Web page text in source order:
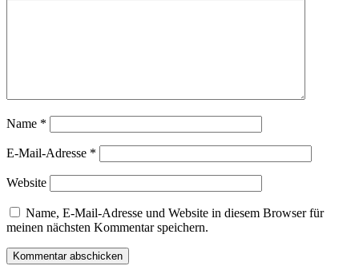
Name *
E-Mail-Adresse *
Website
Name, E-Mail-Adresse und Website in diesem Browser für
meinen nächsten Kommentar speichern.